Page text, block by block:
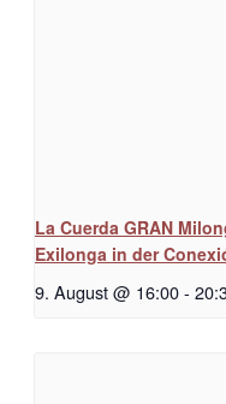
La Cuerda GRAN
Exilonga in der
9. August @ 16:00-